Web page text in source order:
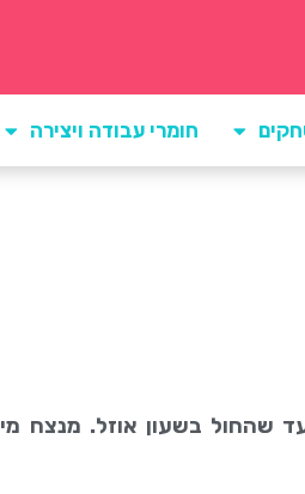
חומרי עבודה ויצירה
שהחול בשעון אוזל. מנצח מי